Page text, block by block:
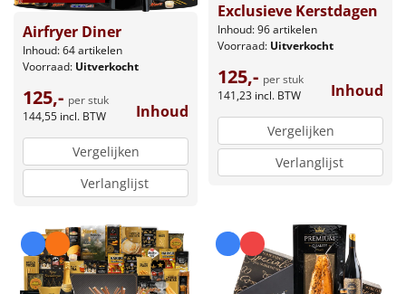
Airfryer Diner
Inhoud: 64 artikelen
Voorraad: Uitverkocht
125,- per stuk
144,55 incl. BTW Inhoud
Vergelijken
Verlanglijst
Exclusieve Kerstdagen
Inhoud: 96 artikelen
Voorraad: Uitverkocht
125,- per stuk
141,23 incl. BTW Inhoud
Vergelijken
Verlanglijst